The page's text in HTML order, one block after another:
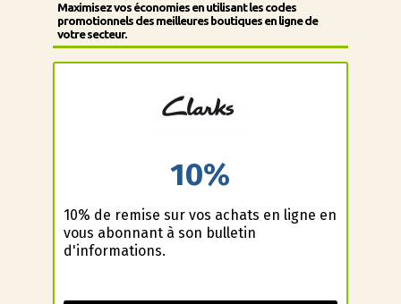
Maximisez vos économies en utilisant les codes
promotionnels des meilleures boutiques en ligne de
votre secteur.
10%
10% de remise sur vos achats en ligne en
vous abonnant à son bulletin
d'informations.